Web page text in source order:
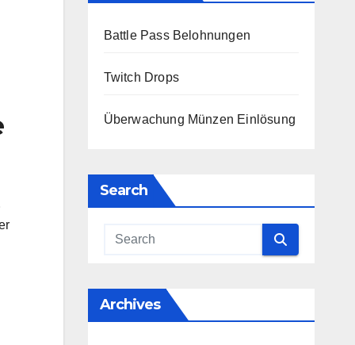
Battle Pass Belohnungen
Twitch Drops
Überwachung Münzen Einlösung
Search
Archives